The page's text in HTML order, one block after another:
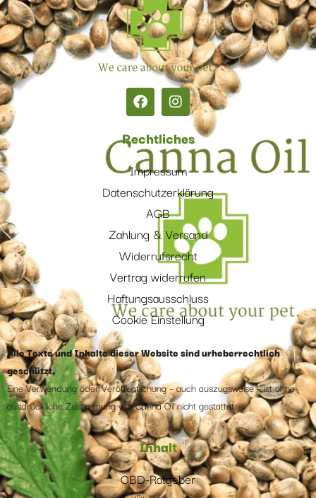
Rechtliches
Impressum
Datenschutzerklärung
AGB
Zahlung & Versand
Widerrufsrecht
Vertrag widerrufen
Haftungsausschluss
Cookie Einstellung
Alle Texte und Inhalte dieser Website sind urheberrechtlich
geschützt.
Eine Verwendung oder Veröffentlichung – auch auszugsweise – ist ohne
ausdrückliche Zustimmung von Canna Oil nicht gestattet.
Inhalt
CBD-Ratgeber